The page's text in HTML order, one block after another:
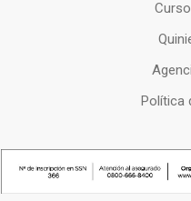
Política